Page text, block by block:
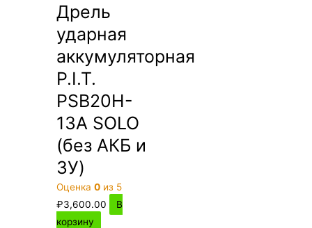
Дрель
ударная
аккумуляторная
P.I.T.
PSB20H-
13A SOLO
(без АКБ и
ЗУ)
Оценка0 из 5
₽3,600.00
В
корзину